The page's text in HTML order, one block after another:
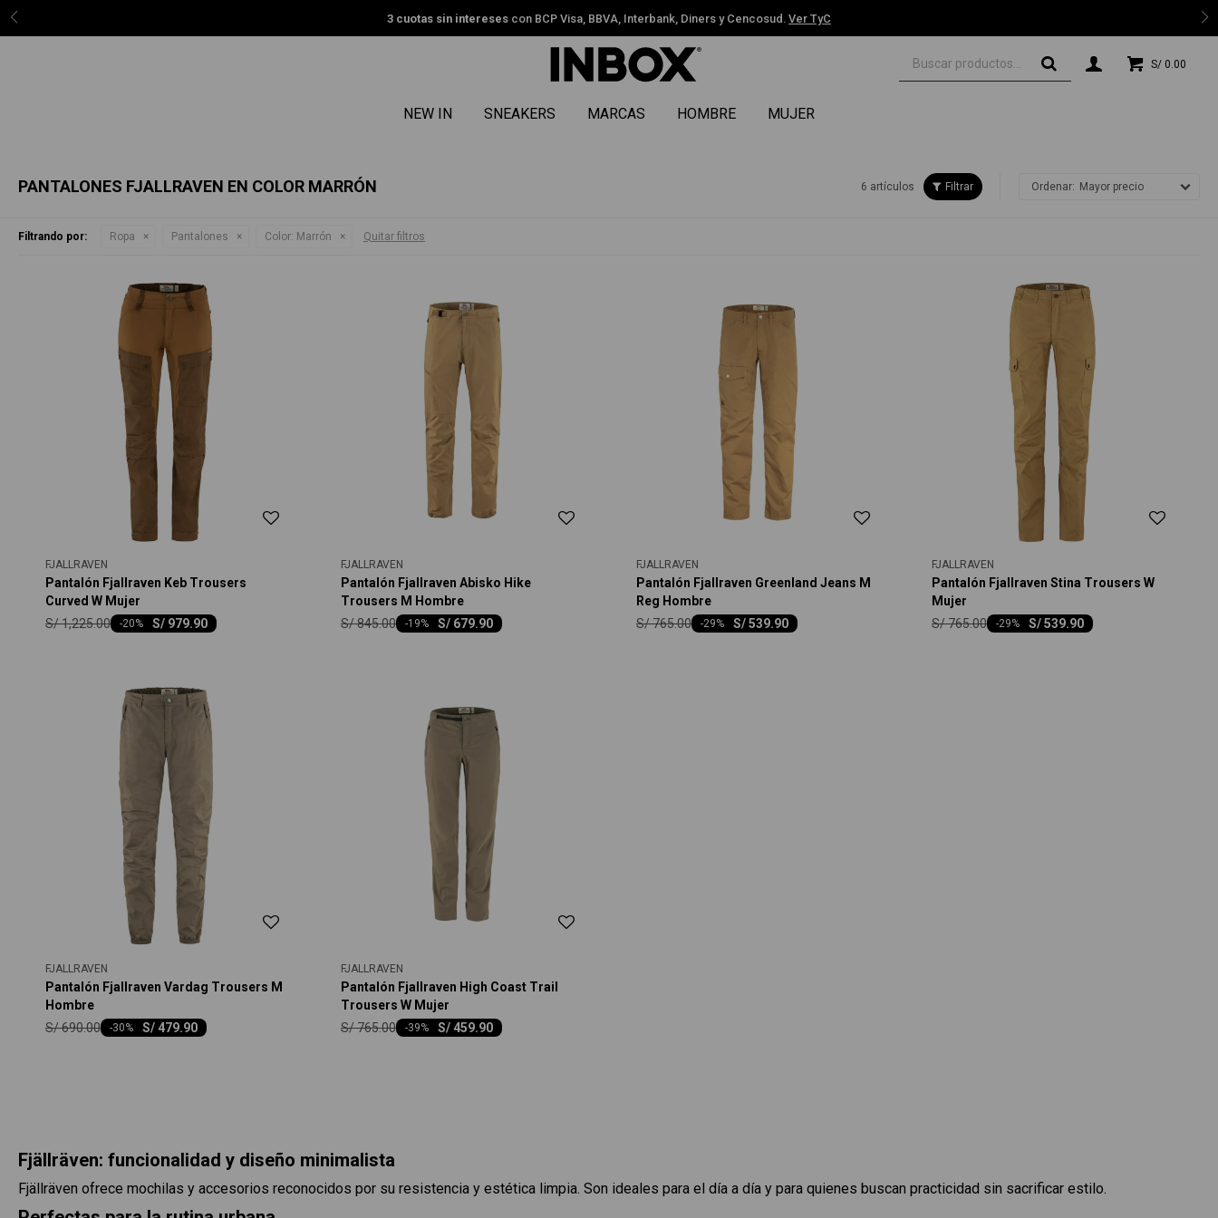
3 cuotas sin intereses con BCP Visa, BBVA, Interbank, Diners y Cencosud. Ver TyC
NEW IN SNEAKERS MARCAS HOMBRE MUJER
S/ 0.00
PANTALONES FJALLRAVEN EN COLOR MARRÓN 6 artículos Mayor precio
Filtrando por: Ropa Pantalones Color: Marrón Quitar filtros
FJALLRAVEN
Pantalón Fjallraven Keb Trousers
Curved W Mujer
S/ 979.90
-20
S/1,225.00
FJALLRAVEN
Pantalón Fjallraven Abisko Hike
Trousers M Hombre
S/ 679.90
-19
S/845.00
FJALLRAVEN
Pantalón Fjallraven Greenland Jeans M
Reg Hombre
S/539.90
-29
S/765.00
FJALLRAVEN
Pantalón Fjallraven Stina Trousers W
Mujer
S/539.90
-29
S/765.00
FJALLRAVEN
Pantalón Fjallraven Vardag Trousers M
Hombre
S/ 479.90
-30
S/690.00
FJALLRAVEN
Pantalón Fjallraven High Coast Trail
Trousers W Mujer
S/ 459.90
-39
S/765.00
Fjällräven: funcionalidad y diseño minimalista
Fjällräven ofrece mochilas y accesorios reconocidos por su resistencia y estética limpia. Son ideales para el día a día y para quienes buscan practicidad sin sacrificar estilo.